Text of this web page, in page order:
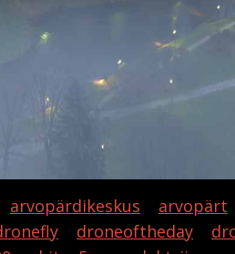
arvopärdikeskus arvopärt
droneoftheday